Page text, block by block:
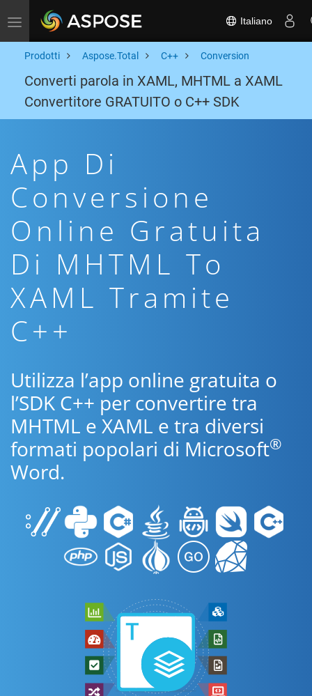
Toggle navigation Italiano
Prodotti Aspose.Total C++ Conversion
Converti parola in XAML, MHTML a XAML
Convertitore GRATUITO o C++ SDK
App Di
Conversione
Online Gratuita
Di MHTML To
XAML Tramite
C++
Utilizza l’app online gratuita o
l’SDK C++ per convertire tra
MHTML e XAML e tra diversi
formati popolari di Microsoft®
Word.